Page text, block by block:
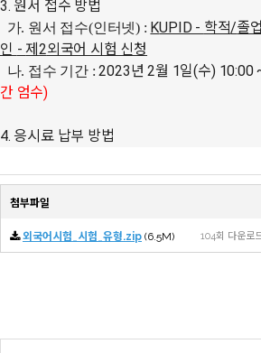
3. 원서 접수 방법
가. 원서 접수(인터넷) : KUPID - 학적/졸업
인 -제2외국어 시험 신청
나. 접수 기간 :2023년2월 1일(수) 10:00
간 엄수)
4. 응시료 납부 방법
첨부파일
외국어시험_시험_유형.zip (6.5M) 104회 다운로